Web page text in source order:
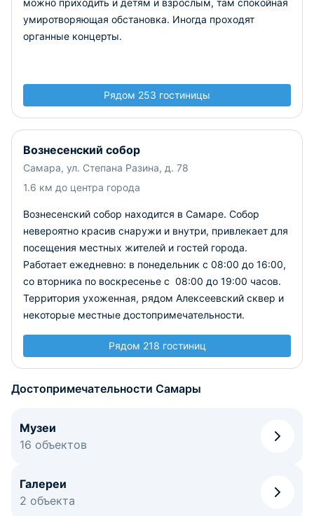
можно приходить и детям и взрослым, там спокойная
умиротворяющая обстановка. Иногда проходят
органные концерты.
Рядом 253 гостиницы
Вознесенский собор
Самара, ул. Степана Разина, д. 78
1.6 км до центра города
Вознесенский собор находится в Самаре. Собор
невероятно красив снаружи и внутри, привлекает для
посещения местных жителей и гостей города.
Работает ежедневно: в понедельник с 08:00 до 16:00,
со вторника по воскресенье с 08:00 до 19:00 часов.
Территория ухоженная, рядом Алексеевский сквер и
некоторые местные достопримечательности.
Рядом 218 гостиниц
Достопримечательности Самары
Музеи
16 объектов
Галереи
2 объекта